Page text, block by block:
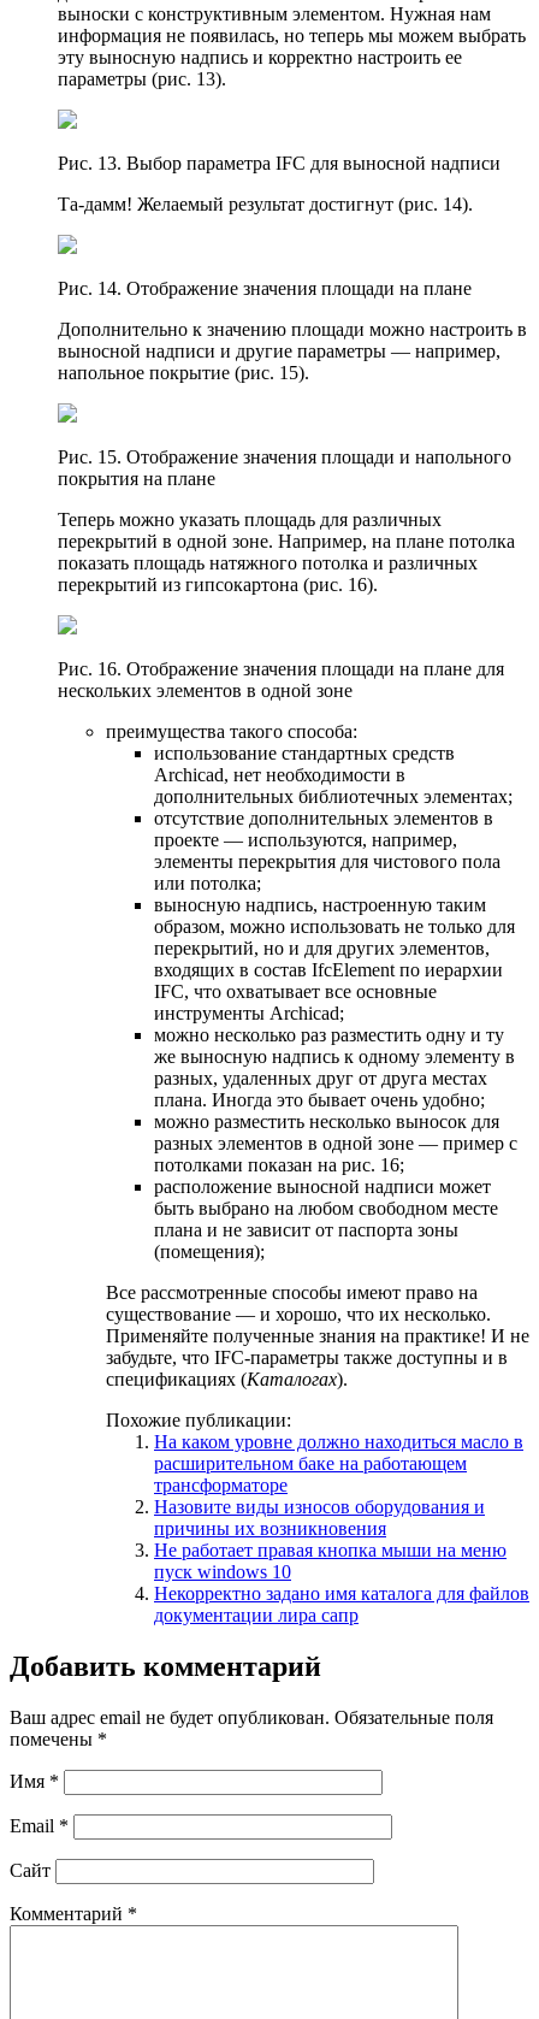
выноски с конструктивным элементом. Нужная нам
информация не появилась, но теперь мы можем выбрать
эту выносную надпись и корректно настроить ее
параметры (рис. 13).
Рис. 13. Выбор параметра IFC для выносной надписи
Та-дамм! Желаемый результат достигнут (рис. 14).
Рис. 14. Отображение значения площади на плане
Дополнительно к значению площади можно настроить в
выносной надписи и другие параметры — например,
напольное покрытие (рис. 15).
Рис. 15. Отображение значения площади и напольного
покрытия на плане
Теперь можно указать площадь для различных
перекрытий в одной зоне. Например, на плане потолка
показать площадь натяжного потолка и различных
перекрытий из гипсокартона (рис. 16).
Рис. 16. Отображение значения площади на плане для
нескольких элементов в одной зоне
преимущества такого способа:
использование стандартных средств
Archicad, нет необходимости в
дополнительных библиотечных элементах;
отсутствие дополнительных элементов в
проекте — используются, например,
элементы перекрытия для чистового пола
или потолка;
выносную надпись, настроенную таким
образом, можно использовать не только для
перекрытий, но и для других элементов,
входящих в состав IfcElement по иерархии
IFC, что охватывает все основные
инструменты Archicad;
можно несколько раз разместить одну и ту
же выносную надпись к одному элементу в
разных, удаленных друг от друга местах
плана. Иногда это бывает очень удобно;
можно разместить несколько выносок для
разных элементов в одной зоне — пример с
потолками показан на рис. 16;
расположение выносной надписи может
быть выбрано на любом свободном месте
плана и не зависит от паспорта зоны
(помещения);
Все рассмотренные способы имеют право на
существование — и хорошо, что их несколько.
Применяйте полученные знания на практике! И не
забудьте, что IFC-параметры также доступны и в
спецификациях (Каталогах).
Похожие публикации:
На каком уровне должно находиться масло в
расширительном баке на работающем
трансформаторе
Назовите виды износов оборудования и
причины их возникновения
Не работает правая кнопка мыши на меню
пуск windows 10
Некорректно задано имя каталога для файлов
документации лира сапр
Добавить комментарий
Ваш адрес email не будет опубликован. Обязательные поля
помечены *
Имя *
Email *
Сайт
Комментарий *